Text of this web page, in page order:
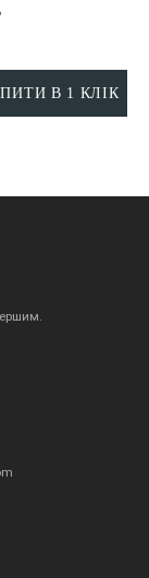
В 1 КЛІК